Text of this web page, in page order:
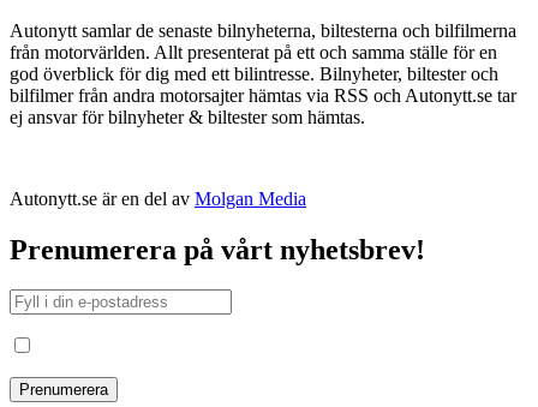
Autonytt samlar de senaste bilnyheterna, biltesterna och bilfilmerna
från motorvärlden. Allt presenterat på ett och samma ställe för en
god överblick för dig med ett bilintresse. Bilnyheter, biltester och
bilfilmer från andra motorsajter hämtas via RSS och Autonytt.se tar
ej ansvar för bilnyheter & biltester som hämtas.
Autonytt.se är en del av Molgan Media
Prenumerera på vårt nyhetsbrev!